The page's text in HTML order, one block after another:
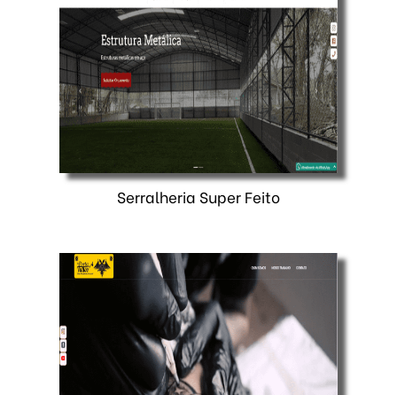
Serralheria Super Feito